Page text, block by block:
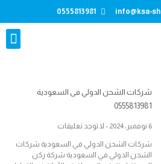
info@ksa-
0555813981
شركات الشحن الدولي فى السعودية
0555813981
6 نوفمبر، 2024 لا توجد تعليقات
شركات الشحن الدولي في السعودية شركات
الشحن الدولي في السعودية شركة ركن